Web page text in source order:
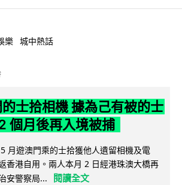
樂 城中熱話
士拾相機 據為己有被的士
個月後再入境被捕
月遊澳門乘的士拾獲他人遺留相機及電
香港自用。兩人本月 2 日經港珠澳大橋再
安警察局...
閱讀全文